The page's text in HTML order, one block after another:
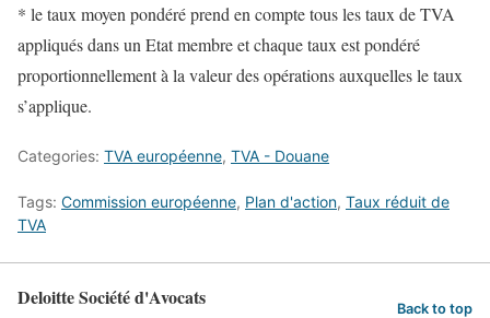
* le taux moyen pondéré prend en compte tous les taux de TVA
appliqués dans un Etat membre et chaque taux est pondéré
proportionnellement à la valeur des opérations auxquelles le taux
s’applique.
Categories: TVA européenne, TVA - Douane
Tags: Commission européenne, Plan d'action, Taux réduit de
TVA
Deloitte Société d'Avocats Back to top